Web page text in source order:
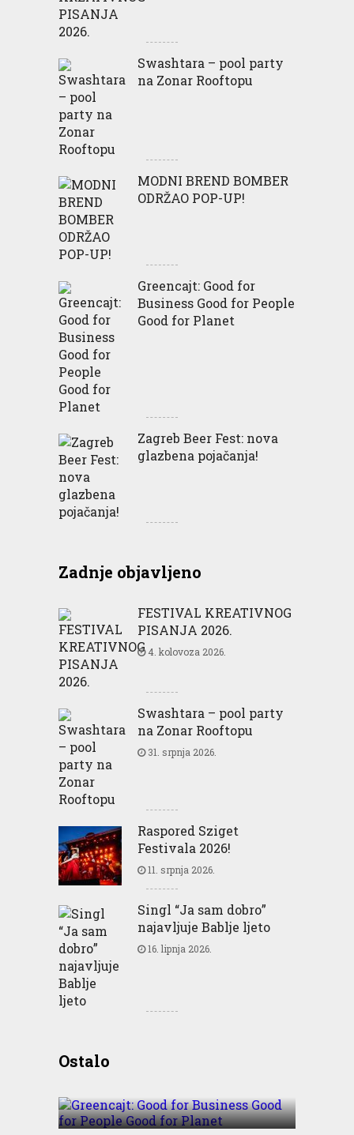
Swashtara – pool party
na Zonar Rooftopu
MODNI BREND BOMBER
ODRŽAO POP-UP!
Greencajt: Good for
Business Good for People
Good for Planet
Zagreb Beer Fest: nova
glazbena pojačanja!
Zadnje objavljeno
FESTIVAL KREATIVNOG
PISANJA 2026.
4. kolovoza 2026.
Swashtara – pool party
na Zonar Rooftopu
31. srpnja 2026.
Raspored Sziget
Festivala 2026!
11. srpnja 2026.
Singl “Ja sam dobro”
najavljuje Bablje ljeto
16. lipnja 2026.
OstaloBusiness Good for People